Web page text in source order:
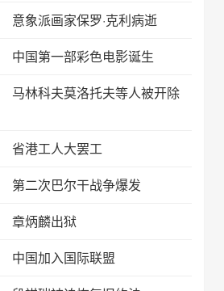
意象派画家保罗·克利病逝
中国第一部彩色电影诞生
马林科夫莫洛托夫等人被开除
省港工人大罢工
第二次巴尔干战争爆发
章炳麟出狱
中国加入国际联盟